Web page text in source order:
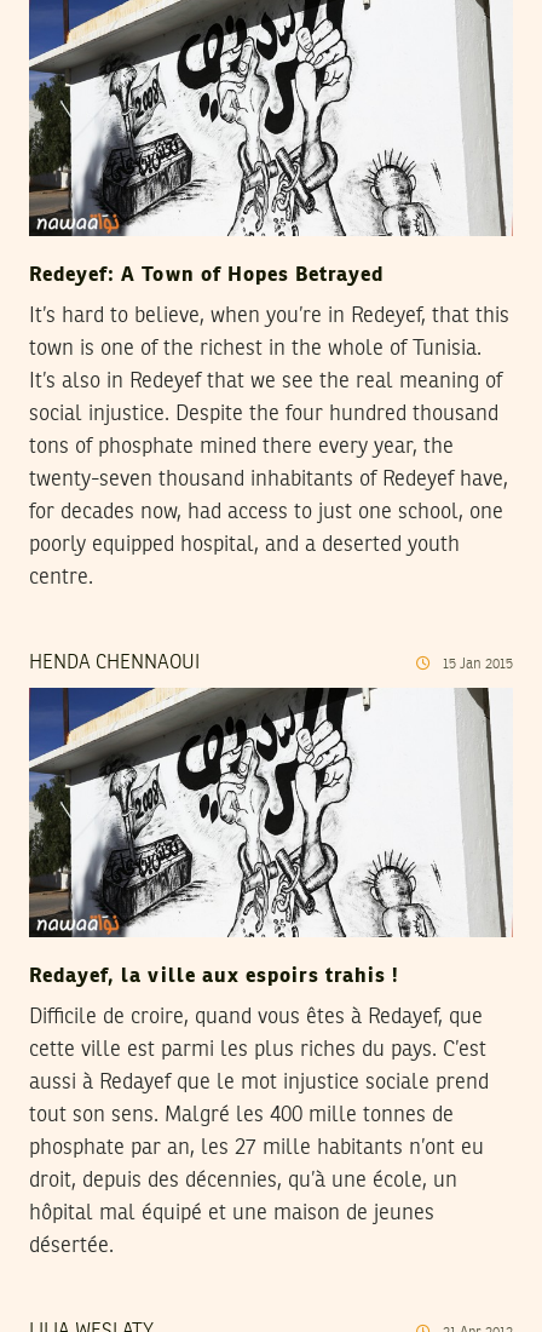
Redeyef: A Town of Hopes Betrayed
It’s hard to believe, when you’re in Redeyef, that this
town is one of the richest in the whole of Tunisia.
It’s also in Redeyef that we see the real meaning of
social injustice. Despite the four hundred thousand
tons of phosphate mined there every year, the
twenty-seven thousand inhabitants of Redeyef have,
for decades now, had access to just one school, one
poorly equipped hospital, and a deserted youth
centre.
HENDA CHENNAOUI 15 Jan 2015
Redayef, la ville aux espoirs trahis !
Difficile de croire, quand vous êtes à Redayef, que
cette ville est parmi les plus riches du pays. C’est
aussi à Redayef que le mot injustice sociale prend
tout son sens. Malgré les 400 mille tonnes de
phosphate par an, les 27 mille habitants n’ont eu
droit, depuis des décennies, qu’à une école, un
hôpital mal équipé et une maison de jeunes
désertée.